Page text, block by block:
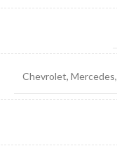
Chevrolet, Mercedes,